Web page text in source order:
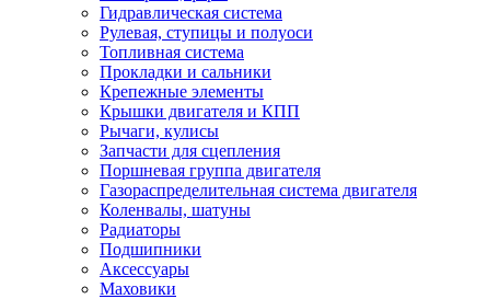
Гидравлическая система
Рулевая, ступицы и полуоси
Топливная система
Прокладки и сальники
Крепежные элементы
Крышки двигателя и КПП
Рычаги, кулисы
Запчасти для сцепления
Поршневая группа двигателя
Газораспределительная система двигателя
Коленвалы, шатуны
Радиаторы
Подшипники
Аксессуары
Маховики